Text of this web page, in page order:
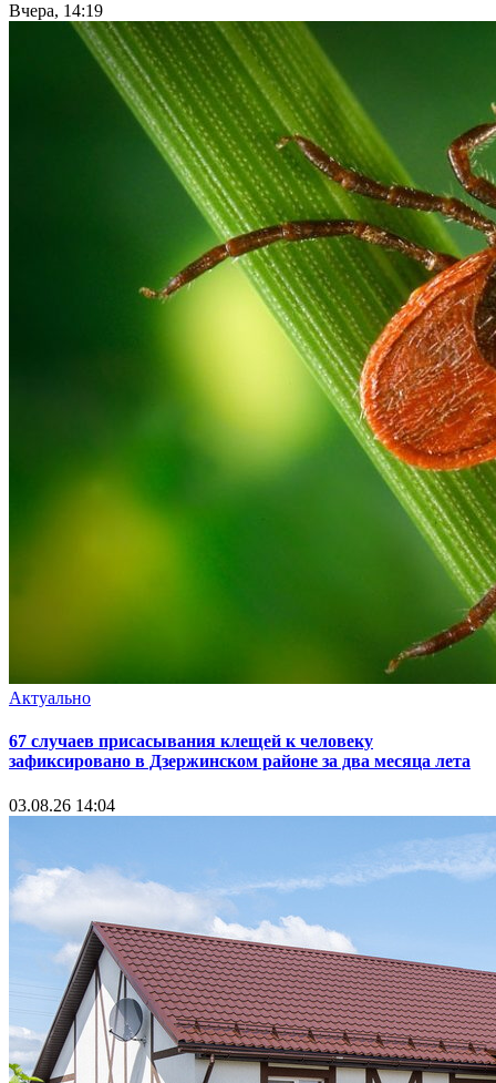
Вчера, 14:19
Актуально
67 случаев присасывания клещей к человеку
зафиксировано в Дзержинском районе за два месяца лета
03.08.26 14:04